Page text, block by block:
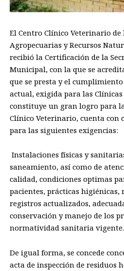
El Centro Clínico Veterinario de
Agropecuarias y Recursos
recibió la Certificación de la
Municipal, con la que se
que se presta y el
actual, exigida para las
constituye un gran logro para
Clínico Veterinario, cuenta con
para las siguientes exigencias:
Instalaciones físicas y
saneamiento, así como de
calidad, condiciones optimas
pacientes, prácticas higiénicas,
registros actualizados,
conservación y manejo de los
normatividad sanitaria vigente.
De igual forma, se concede
acta de inspección de residuos